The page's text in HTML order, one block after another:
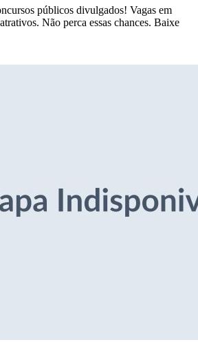
públicos divulgados! Vagas em
Não perca essas chances. Baixe